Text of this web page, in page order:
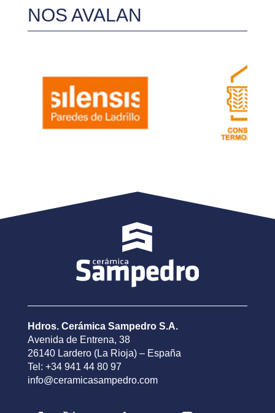
NOS AVALAN
Hdros. Cerámica Sampedro S.A.
Avenida de Entrena, 38
26140 Lardero (La Rioja) – España
Tel: +34 941 44 80 97
info@ceramicasampedro.com